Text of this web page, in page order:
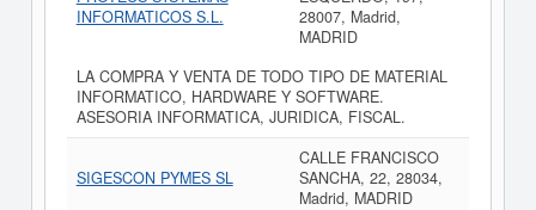
INFORMATICOS S.L.
28007, Madrid,
MADRID
LA COMPRA Y VENTA DE TODO TIPO DE MATERIAL
INFORMATICO, HARDWARE Y SOFTWARE.
ASESORIA INFORMATICA, JURIDICA, FISCAL.
SIGESCON PYMES SL
CALLE FRANCISCO
SANCHA, 22, 28034,
Madrid, MADRID